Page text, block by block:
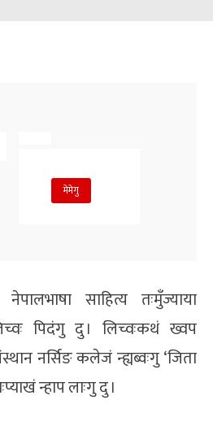
मेमेगु
साहित्य तःमुँज्याया
पिदंगु दु । लिच्वःकथं ख्वप
नर्सिङ कलेजं न्ह्यब्वःगु ‘जिता
न्हाप लाःगु दु ।